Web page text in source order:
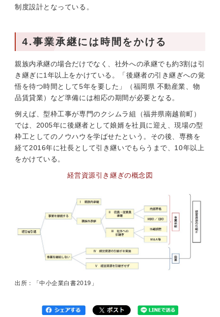
制度設計となっている。
4.事業承継には時間をかける
親族内承継の場合だけでなく、社外への承継でも約3割は引
き継ぎに1年以上をかけている。「後継者の引き継ぎへの覚
悟を待つ時間として5年を要した」（福岡県 不動産業、物
品賃貸業）など準備には相応の期間が必要となる。
例えば、型枠工事が専門のクシムラ組（福井県南越前町）
では、2005年に後継者として娘婿を社員に迎え、現場の型
枠工としてのノウハウを学ばせたという。その後、専務を
経て2016年に社長として引き継いでもらうまで、10年以上
をかけている。
経営資源引き継ぎの概念図
出所：「中小企業白書2019」